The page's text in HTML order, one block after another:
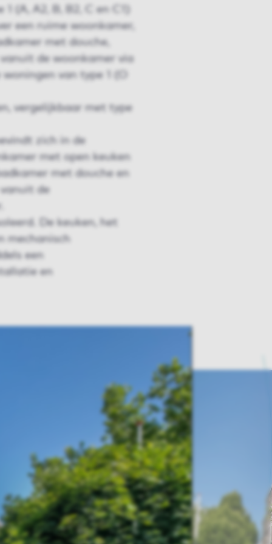
(A, A2, B, B2, C en C1)
een ruime woonkamer,
met douche,
de woonkamer via
van type 1 (O
vergelijkbaar met type
zich in de
met open keuken
met douche en
de
De keuken, het
mechanisch
een
en